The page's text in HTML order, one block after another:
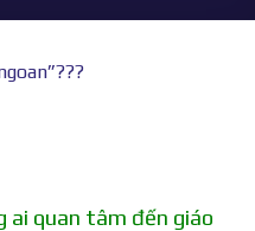
ai quan tâm đến giáo